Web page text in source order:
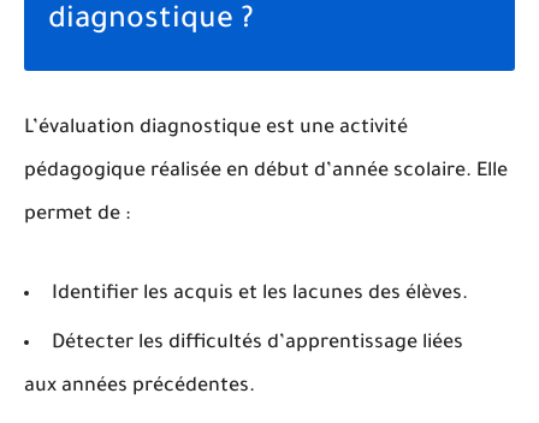
diagnostique ?
L’évaluation diagnostique est une activité
pédagogique réalisée en début d’année scolaire. Elle
permet de :
Identifier les acquis et les lacunes des élèves.
Détecter les difficultés d’apprentissage liées
aux années précédentes.